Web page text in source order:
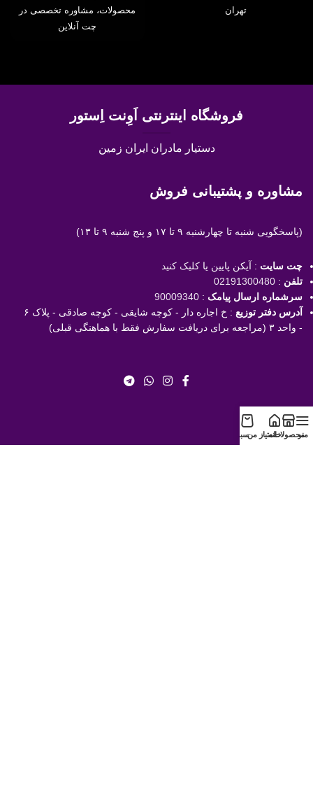
تهران
محصولات، مشاوره تخصصی در
چت آنلاین
فروشگاه اینترنتی اَوِنت اِستور
دستیار مادران ایران زمین
مشاوره و پشتیبانی فروش
(پاسخگویی شنبه تا چهارشنبه ۹ تا ۱۷ و پنج شنبه ۹ تا ۱۳)
چت سایت : آیکن پایین یا کلیک کنید
تلفن :
02191300480
سرشماره ارسال پیامک :
90009340
آدرس دفتر توزیع
: خ اجاره دار - کوچه شایقی - کوچه صادقی - پلاک ۶
- واحد ۳ (مراجعه برای دریافت سفارش فقط با هماهنگی قبلی)
منو
محصولات
خانهامتیاز منسبد